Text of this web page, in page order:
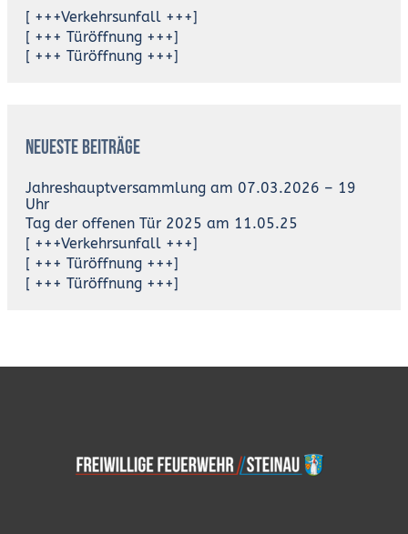
[ +++Verkehrsunfall +++]
[ +++ Türöffnung +++]
[ +++ Türöffnung +++]
Neueste Beiträge
Jahreshauptversammlung am 07.03.2026 – 19
Uhr
Tag der offenen Tür 2025 am 11.05.25
[ +++Verkehrsunfall +++]
[ +++ Türöffnung +++]
[ +++ Türöffnung +++]